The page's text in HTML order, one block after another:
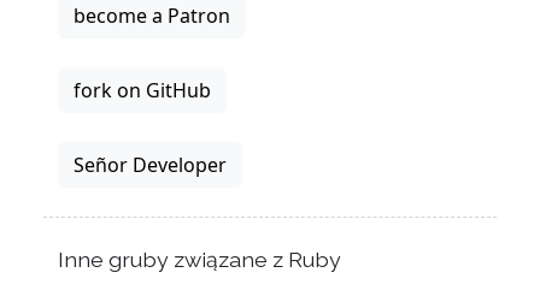
become a Patron
fork on GitHub
Señor Developer
Inne gruby związane z Ruby